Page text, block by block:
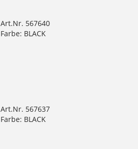
Art.Nr. 567640
Farbe: BLACK
Art.Nr. 567637
Farbe: BLACK